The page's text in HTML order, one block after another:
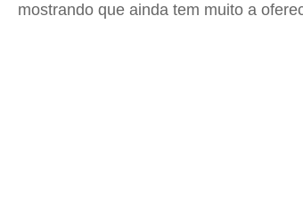
mostrando que ainda tem muito a